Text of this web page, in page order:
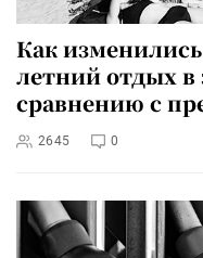
Как
летний отдых в
сравнению с
2645 0